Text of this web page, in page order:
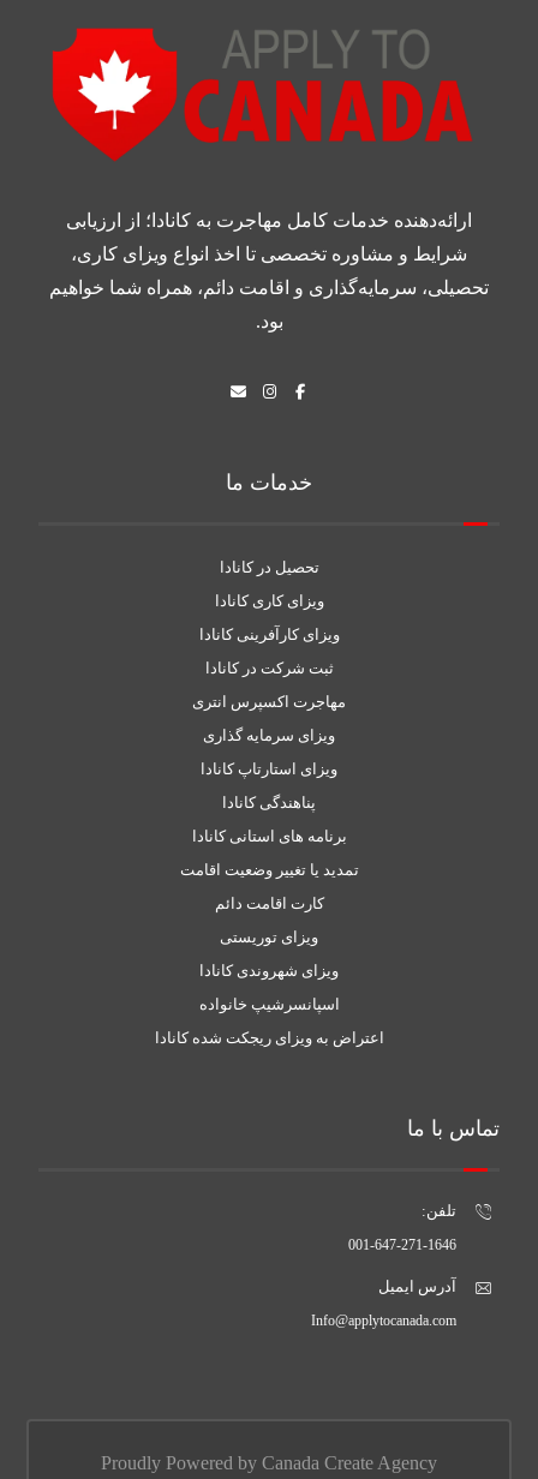
ارائه‌دهنده خدمات کامل مهاجرت به کانادا؛ از ارزیابی
شرایط و مشاوره تخصصی تا اخذ انواع ویزای کاری،
تحصیلی، سرمایه‌گذاری و اقامت دائم، همراه شما خواهیم
بود.
خدمات ما
تحصیل در کانادا
ویزای کاری کانادا
ویزای کارآفرینی کانادا
ثبت شرکت در کانادا
مهاجرت اکسپرس انتری
ویزای سرمایه گذاری
ویزای استارتاپ کانادا
پناهندگی کانادا
برنامه های استانی کانادا
تمدید یا تغییر وضعیت اقامت
کارت اقامت دائم
ویزای توریستی
ویزای شهروندی کانادا
اسپانسرشیپ خانواده
اعتراض به ویزای ریجکت شده کانادا
تماس با ما
تلفن:
001-647-271-1646
آدرس ایمیل
Info@applytocanada.com
Proudly Powered by Canada Create Agency